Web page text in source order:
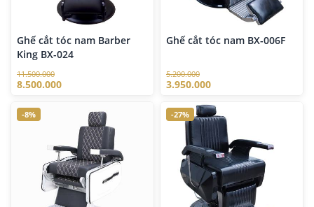
Ghế cắt tóc nam Barber
King BX-024
11.500.000
8.500.000
Ghế cắt tóc nam BX-006F
5.200.000
3.950.000
-8% -27%